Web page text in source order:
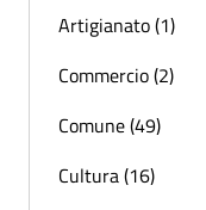
Artigianato (1)
Commercio (2)
Comune (49)
Cultura (16)